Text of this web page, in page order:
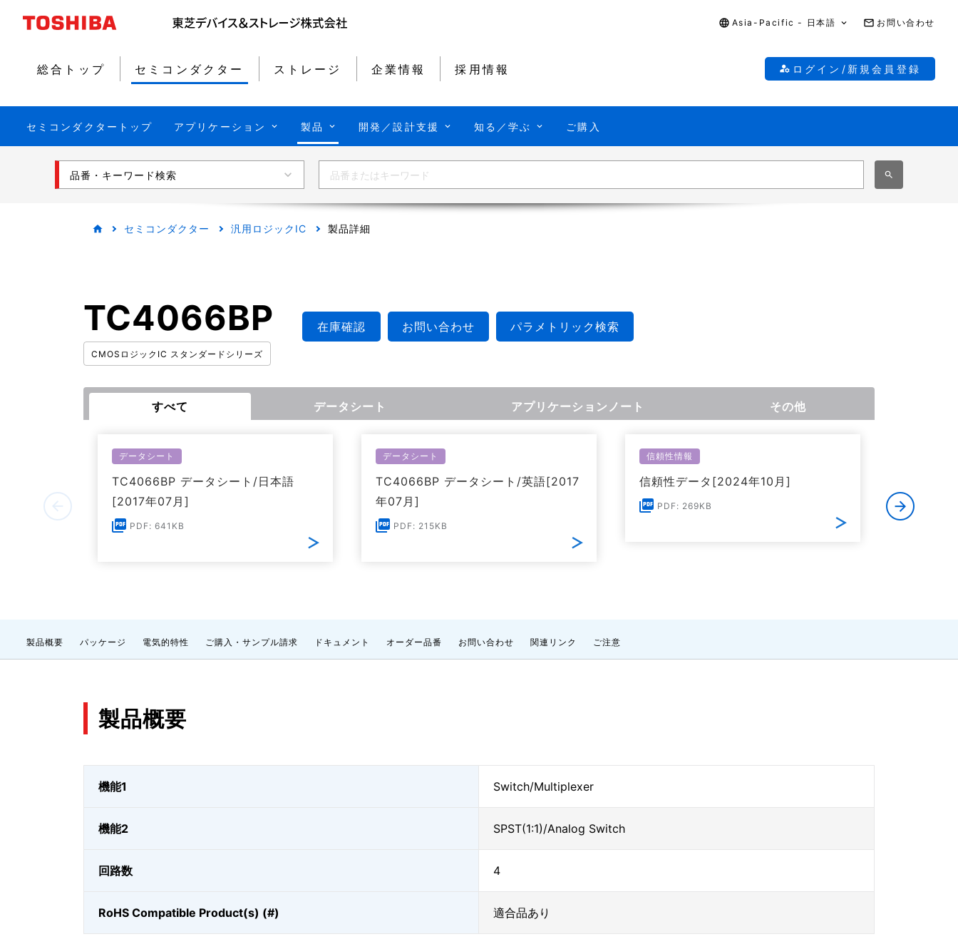
Asia-Pacific - 日本語 お問い合わせ
総合トップ セミコンダクター ストレージ 企業情報 採用情報 ログイン/新規会員登録
セミコンダクタートップ アプリケーション 製品 開発／設計支援 知る／学ぶ ご購入
品番・キーワード検索
セミコンダクター 汎用ロジックIC 製品詳細
TC4066BP
CMOSロジックIC スタンダードシリーズ
在庫確認 お問い合わせ パラメトリック検索
すべて データシート アプリケーションノート その他
データシート
TC4066BP データシート/日本語
[2017年07月]
PDF: 641KB
データシート
TC4066BP データシート/英語[2017
年07月]
PDF: 215KB
信頼性情報
信頼性データ[2024年10月]
PDF: 269KB
月]
製品概要 パッケージ 電気的特性 ご購入・サンプル請求 ドキュメント オーダー品番 お問い合わせ 関連リンク ご注意
製品概要
機能1 Switch/Multiplexer
機能2 SPST(1:1)/Analog Switch
回路数 4
RoHS Compatible Product(s) (#) 適合品あり